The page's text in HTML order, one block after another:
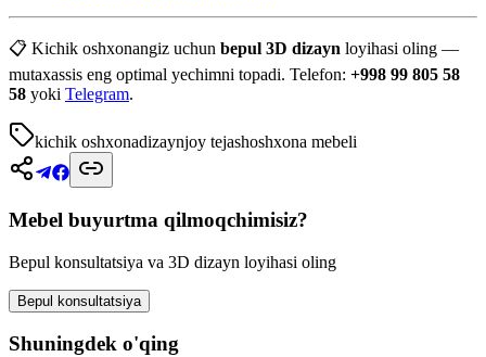
📋 Kichik oshxonangiz uchun bepul 3D dizayn loyihasi oling —
mutaxassis eng optimal yechimni topadi. Telefon: +998 99 805 58
58 yoki Telegram.
kichik oshxonadizaynjoy tejashoshxona mebeli
Mebel buyurtma qilmoqchimisiz?
Bepul konsultatsiya va 3D dizayn loyihasi oling
Bepul konsultatsiya
Shuningdek o'qing